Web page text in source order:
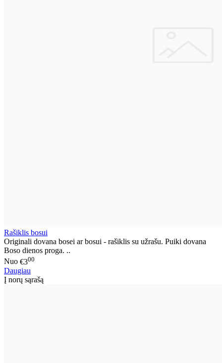
Rašiklis bosui
Originali dovana bosei ar bosui - rašiklis su užrašu. Puiki dovana
Boso dienos proga. ..
Nuo €300
Daugiau
Į norų sąrašą